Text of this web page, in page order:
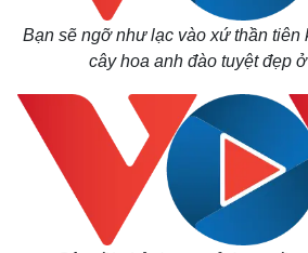
Bạn sẽ ngỡ như lạc vào xứ thần tiên
cây hoa anh đào tuyệt đẹp